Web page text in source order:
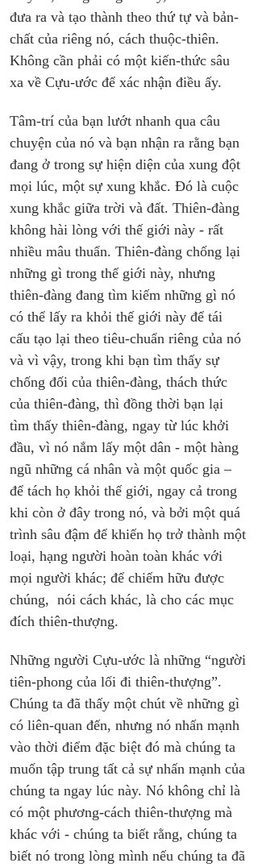
đưa ra và tạo thành theo thứ tự và bản-
chất của riêng nó, cách thuộc-thiên.
Không cần phải có một kiến-thức sâu
xa về Cựu-ước để xác nhận điều ấy.
Tâm-trí của bạn lướt nhanh qua câu
chuyện của nó và bạn nhận ra rằng bạn
đang ở trong sự hiện diện của xung đột
mọi lúc, một sự xung khắc. Đó là cuộc
xung khắc giữa trời và đất. Thiên-đàng
không hài lòng với thế giới này - rất
nhiều mâu thuẩn. Thiên-đàng chống lại
những gì trong thế giới này, nhưng
thiên-đàng đang tìm kiếm những gì nó
có thể lấy ra khỏi thế giới này để tái
cấu tạo lại theo tiêu-chuẩn riêng của nó
và vì vậy, trong khi bạn tìm thấy sự
chống đối của thiên-đàng, thách thức
của thiên-đàng, thì đồng thời bạn lại
tìm thấy thiên-đàng, ngay từ lúc khởi
đầu, vì nó nắm lấy một dân - một hàng
ngũ những cá nhân và một quốc gia –
để tách họ khỏi thế giới, ngay cả trong
khi còn ở đây trong nó, và bởi một quá
trình sâu đậm để khiến họ trở thành một
loại, hạng người hoàn toàn khác với
mọi người khác; để chiếm hữu được
chúng,  nói cách khác, là cho các mục
đích thiên-thượng.
Những người Cựu-ước là những “người
tiên-phong của lối đi thiên-thượng”.
Chúng ta đã thấy một chút về những gì
có liên-quan đến, nhưng nó nhấn mạnh
vào thời điểm đặc biệt đó mà chúng ta
muốn tập trung tất cả sự nhấn mạnh của
chúng ta ngay lúc này. Nó không chỉ là
có một phương-cách thiên-thượng mà
khác với - chúng ta biết rằng, chúng ta
biết nó trong lòng mình nếu chúng ta đã